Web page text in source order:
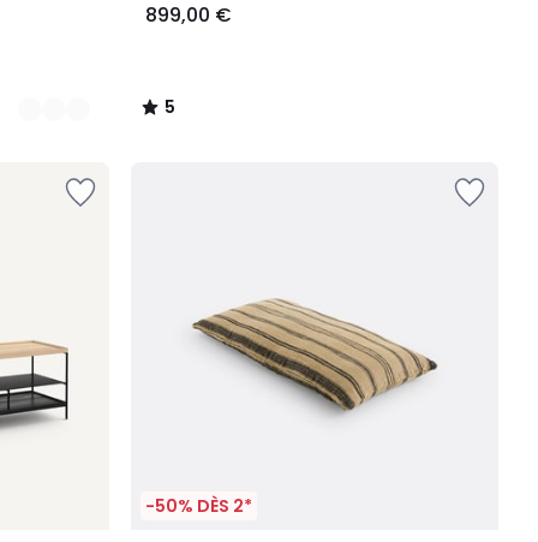
899,00 €
5
/
-50% DÈS 2*